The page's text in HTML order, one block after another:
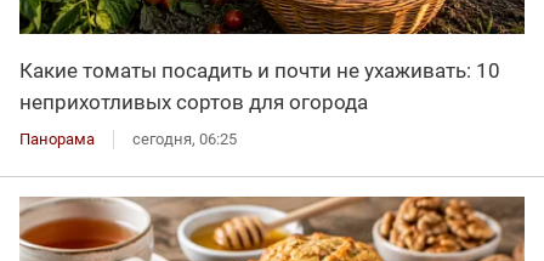
Какие томаты посадить и почти не ухаживать: 10
неприхотливых сортов для огорода
Панорама сегодня, 06:25